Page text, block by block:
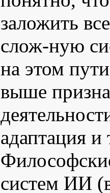
заложить
слож-ную
на этом
выше
адаптация и
систем ИИ